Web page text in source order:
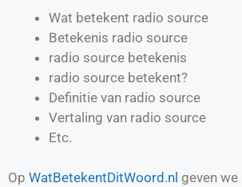
Wat betekent radio source
Betekenis radio source
radio source betekenis
radio source betekent?
Definitie van radio source
Vertaling van radio source
Etc.
Op WatBetekentDitWoord.nl geven